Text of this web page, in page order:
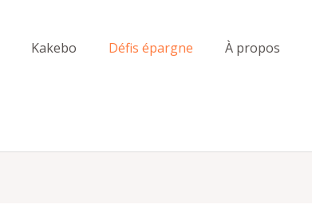
Kakebo Défis épargne À propos